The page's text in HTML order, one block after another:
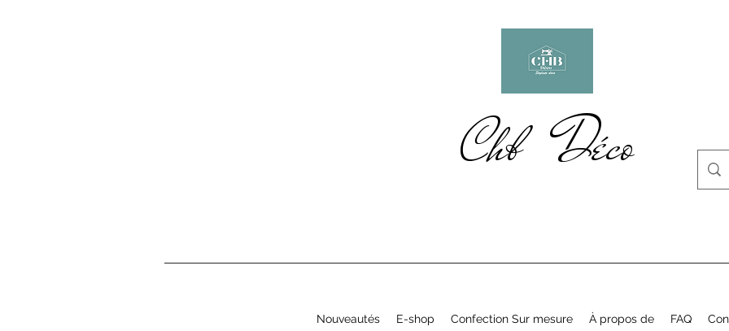
Chb Déco
Nouveautés E-shop Confection Sur mesure À propos de FAQ